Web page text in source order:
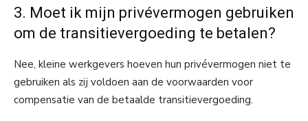
3. Moet ik mijn privévermogen gebruiken
om de transitievergoeding te betalen?
Nee, kleine werkgevers hoeven hun privévermogen niet te
gebruiken als zij voldoen aan de voorwaarden voor
compensatie van de betaalde transitievergoeding.